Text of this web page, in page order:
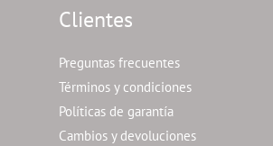
Clientes
Preguntas frecuentes
Términos y condiciones
Políticas de garantía
Cambios y devoluciones